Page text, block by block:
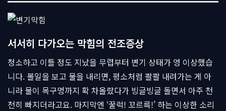
서서히 다가오는 막힘의 전조증상
청소하고 이틀 정도 지났을 무렵부터 변기 상태가 영 이상했습
니다. 볼일을 보고 물을 내리면, 평소처럼 콸콸 내려가는 게 아
니라 물이 목구멍까지 확 차올랐다가 빙글빙글 돌면서 아주 천
천히 빠지더라고요. 마지막엔 ‘꿀럭! 꼬르륵!’ 하는 이상한 소리